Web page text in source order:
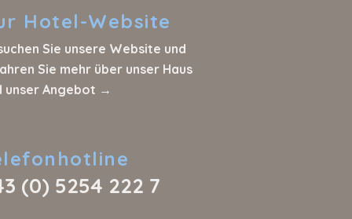
Hotel-Website
Sie unsere Website und
Sie mehr über unser Haus
unser Angebot →
(0) 5254 222 7